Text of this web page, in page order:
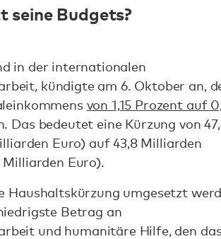
seine Budgets?
in der internationalen
kündigte am 6. Oktober an,
von 1,15 Prozent auf
Das bedeutet eine Kürzung von
Euro) auf 43,8 Milliarden
Milliarden Euro).
Haushaltskürzung umgesetzt
Betrag an
und humanitäre Hilfe, den